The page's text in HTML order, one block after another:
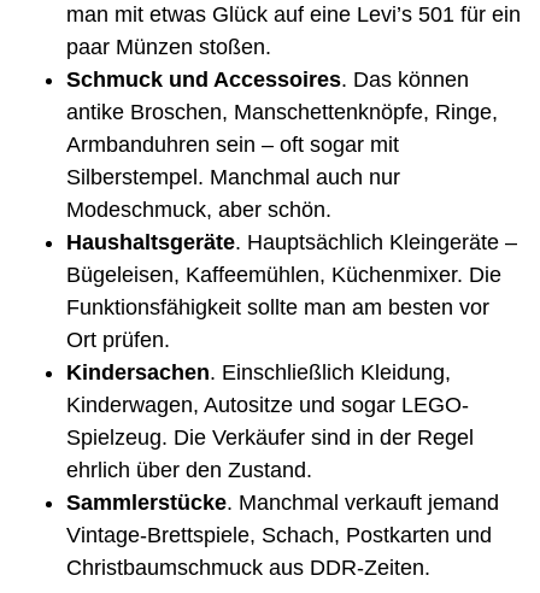
man mit etwas Glück auf eine Levi’s 501 für ein
paar Münzen stoßen.
Schmuck und Accessoires. Das können
antike Broschen, Manschettenknöpfe, Ringe,
Armbanduhren sein – oft sogar mit
Silberstempel. Manchmal auch nur
Modeschmuck, aber schön.
Haushaltsgeräte. Hauptsächlich Kleingeräte –
Bügeleisen, Kaffeemühlen, Küchenmixer. Die
Funktionsfähigkeit sollte man am besten vor
Ort prüfen.
Kindersachen. Einschließlich Kleidung,
Kinderwagen, Autositze und sogar LEGO-
Spielzeug. Die Verkäufer sind in der Regel
ehrlich über den Zustand.
Sammlerstücke. Manchmal verkauft jemand
Vintage-Brettspiele, Schach, Postkarten und
Christbaumschmuck aus DDR-Zeiten.